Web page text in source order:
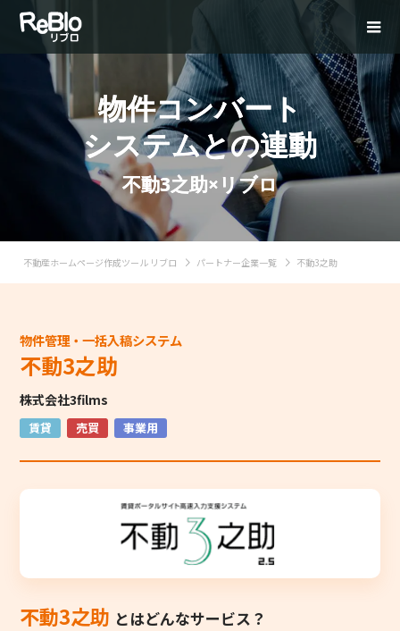
物件コンバート
システムとの連動
不動3之助×リブロ
不動産ホームページ作成ツール リブロ パートナー企業一覧 不動3之助
物件管理・一括入稿システム
不動3之助
株式会社3films
賃貸 売買 事業用
不動3之助 とはどんなサービス？